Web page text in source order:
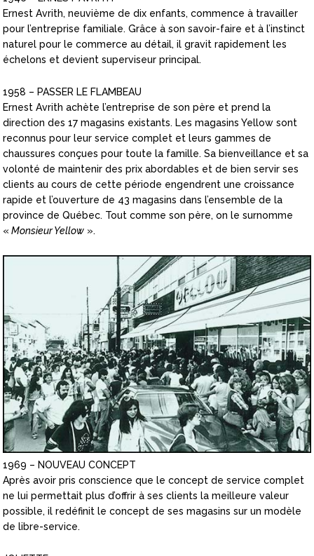
Ernest Avrith, neuvième de dix enfants, commence à travailler
pour l’entreprise familiale. Grâce à son savoir-faire et à l’instinct
naturel pour le commerce au détail, il gravit rapidement les
échelons et devient superviseur principal.
1958 – PASSER LE FLAMBEAU
Ernest Avrith achète l’entreprise de son père et prend la
direction des 17 magasins existants. Les magasins Yellow sont
reconnus pour leur service complet et leurs gammes de
chaussures conçues pour toute la famille. Sa bienveillance et sa
volonté de maintenir des prix abordables et de bien servir ses
clients au cours de cette période engendrent une croissance
rapide et l’ouverture de 43 magasins dans l’ensemble de la
province de Québec. Tout comme son père, on le surnomme
« Monsieur Yellow ».
1969 – NOUVEAU CONCEPT
Après avoir pris conscience que le concept de service complet
ne lui permettait plus d’offrir à ses clients la meilleure valeur
possible, il redéfinit le concept de ses magasins sur un modèle
de libre-service.